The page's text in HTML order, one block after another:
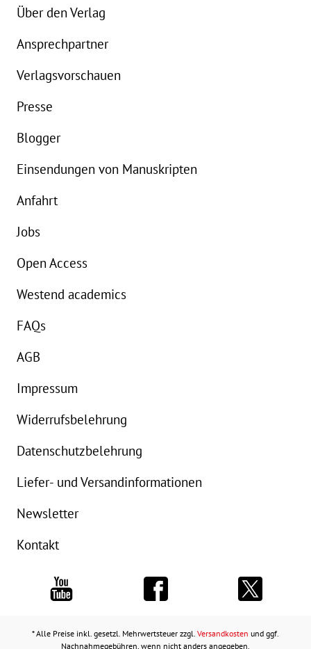
Über den Verlag
Ansprechpartner
Verlagsvorschauen
Presse
Blogger
Einsendungen von Manuskripten
Anfahrt
Jobs
Open Access
Westend academics
FAQs
AGB
Impressum
Widerrufsbelehrung
Datenschutzbelehrung
Liefer- und Versandinformationen
Newsletter
Kontakt
* Alle Preise inkl. gesetzl. Mehrwertsteuer zzgl. Versandkosten und ggf.
Nachnahmegebühren, wenn nicht anders angegeben.